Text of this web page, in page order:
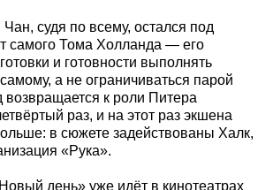
судя по всему, остался под
самого Тома Холланда — его
и готовности выполнять
а не ограничиваться парой
возвращается к роли Питера
раз, и на этот раз экшена
в сюжете задействованы Халк,
«Рука».
день» уже идёт в кинотеатрах